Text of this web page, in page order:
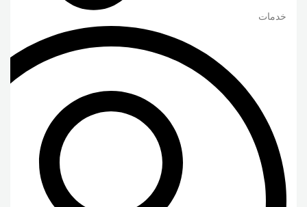
خدمات